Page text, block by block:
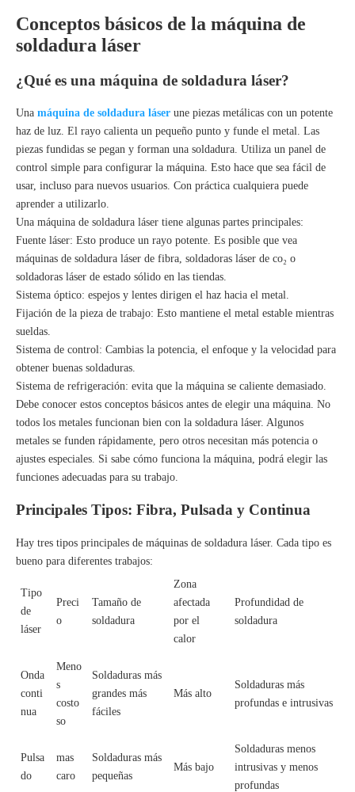
Conceptos básicos de la máquina de
soldadura láser
¿Qué es una máquina de soldadura láser?
Una máquina de soldadura láser une piezas metálicas con un potente
haz de luz. El rayo calienta un pequeño punto y funde el metal. Las
piezas fundidas se pegan y forman una soldadura. Utiliza un panel de
control simple para configurar la máquina. Esto hace que sea fácil de
usar, incluso para nuevos usuarios. Con práctica cualquiera puede
aprender a utilizarlo.
Una máquina de soldadura láser tiene algunas partes principales:
Fuente láser: Esto produce un rayo potente. Es posible que vea
máquinas de soldadura láser de fibra, soldadoras láser de co₂ o
soldadoras láser de estado sólido en las tiendas.
Sistema óptico: espejos y lentes dirigen el haz hacia el metal.
Fijación de la pieza de trabajo: Esto mantiene el metal estable mientras
sueldas.
Sistema de control: Cambias la potencia, el enfoque y la velocidad para
obtener buenas soldaduras.
Sistema de refrigeración: evita que la máquina se caliente demasiado.
Debe conocer estos conceptos básicos antes de elegir una máquina. No
todos los metales funcionan bien con la soldadura láser. Algunos
metales se funden rápidamente, pero otros necesitan más potencia o
ajustes especiales. Si sabe cómo funciona la máquina, podrá elegir las
funciones adecuadas para su trabajo.
Principales Tipos: Fibra, Pulsada y Continua
Hay tres tipos principales de máquinas de soldadura láser. Cada tipo es
bueno para diferentes trabajos:
Tipo
de
láser
Preci
o
Tamaño de
soldadura
Zona
afectada
por el
calor
Profundidad de
soldadura
Onda
conti
nua
Meno
s
costo
so
Soldaduras más
grandes más
fáciles
Más alto
Soldaduras más
profundas e intrusivas
Pulsa
do
mas
caro
Soldaduras más
pequeñas
Más bajo
Soldaduras menos
intrusivas y menos
profundas